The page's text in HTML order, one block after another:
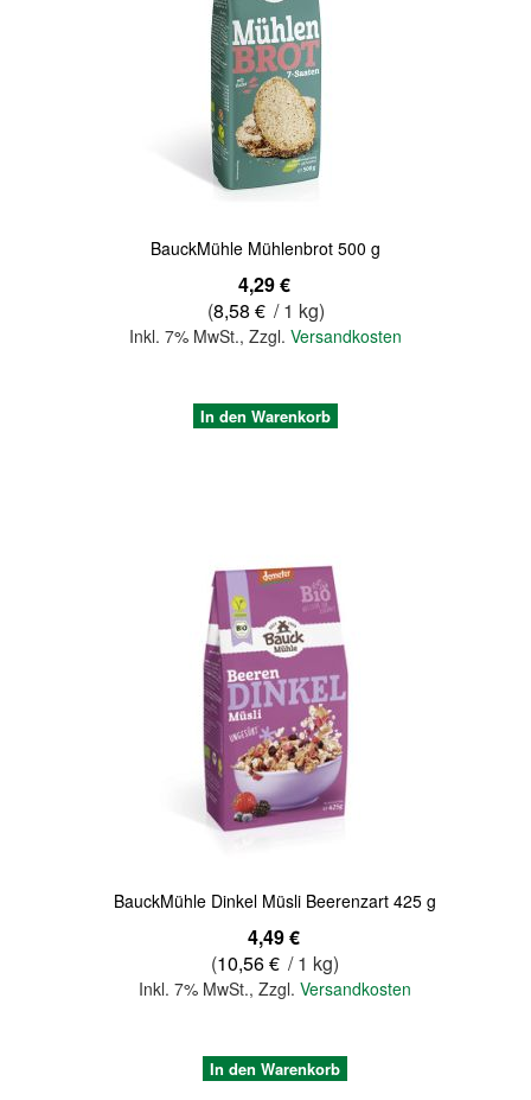
BauckMühle Mühlenbrot 500 g
4,29 €
(8,58 € / 1 kg)
Inkl. 7% MwSt., Zzgl. Versandkosten
In den Warenkorb
BauckMühle Dinkel Müsli Beerenzart 425 g
4,49 €
(10,56 € / 1 kg)
Inkl. 7% MwSt.,Zzgl.Versandkosten
In den Warenkorb